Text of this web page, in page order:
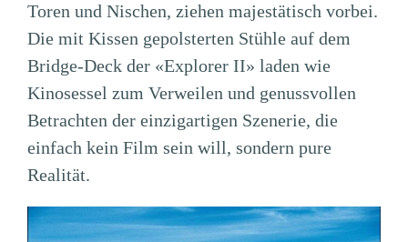
Toren und Nischen, ziehen majestätisch vorbei.
Die mit Kissen gepolsterten Stühle auf dem
Bridge-Deck der «Explorer II» laden wie
Kinosessel zum Verweilen und genussvollen
Betrachten der einzigartigen Szenerie, die
einfach kein Film sein will, sondern pure
Realität.